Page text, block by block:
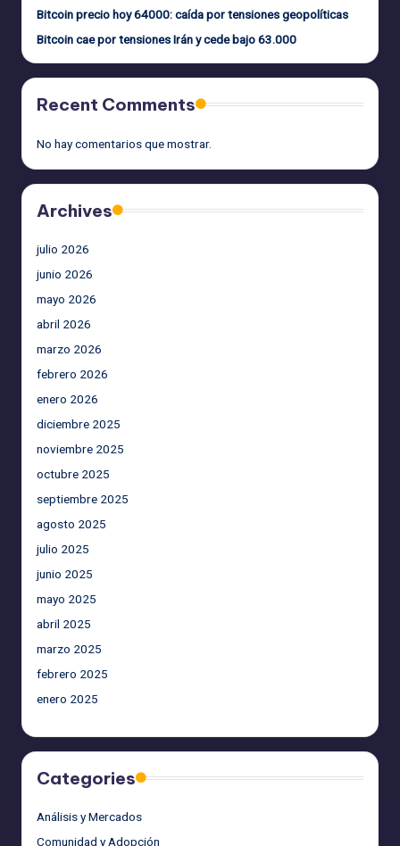
Bitcoin precio hoy 64000: caída por tensiones geopolíticas
Bitcoin cae por tensiones Irán y cede bajo 63.000
Recent Comments
No hay comentarios que mostrar.
Archives
julio 2026
junio 2026
mayo 2026
abril 2026
marzo 2026
febrero 2026
enero 2026
diciembre 2025
noviembre 2025
octubre 2025
septiembre 2025
agosto 2025
julio 2025
junio 2025
mayo 2025
abril 2025
marzo 2025
febrero 2025
enero 2025
Categories
Análisis y Mercados
Comunidad y Adopción